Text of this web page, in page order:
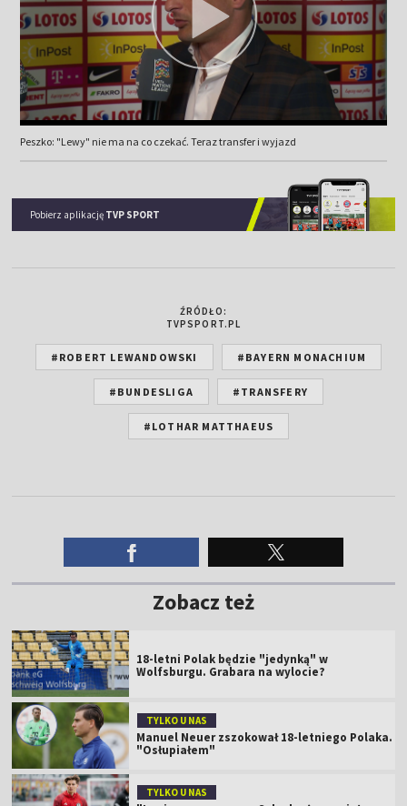
Peszko: "Lewy" nie ma na co czekać. Teraz transfer i wyjazd
Pobierz aplikację TVP SPORT
ŹRÓDŁO:
TVPSPORT.PL
#ROBERT LEWANDOWSKI #BAYERN MONACHIUM
#BUNDESLIGA #TRANSFERY
#LOTHAR MATTHAEUS
Zobacz też
18-letni Polak będzie "jedynką" w
Wolfsburgu. Grabara na wylocie?
TYLKO U NAS
Manuel Neuer zszokował 18-letniego Polaka.
"Osłupiałem"
TYLKO U NAS